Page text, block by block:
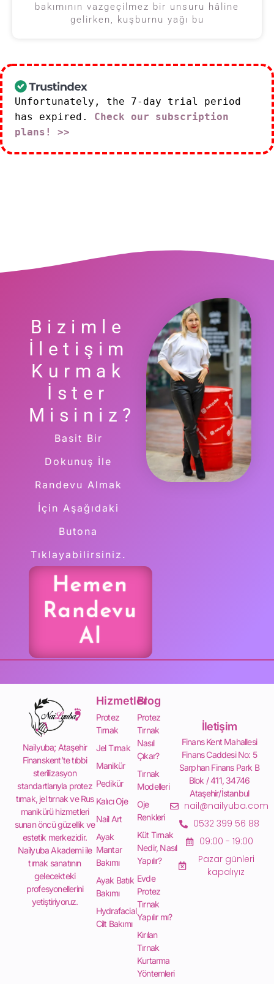
bakımının vazgeçilmez bir unsuru hâline
gelirken, kuşburnu yağı bu
Unfortunately, the 7-day trial period
has expired. Check our subscription
plans! >>
Bizimle
İletişim
Kurmak
İster
Misiniz?
Basit Bir
Dokunuş İle
Randevu Almak
İçin Aşağıdaki
Butona
Tıklayabilirsiniz.
Hemen
Randevu
Al
Nailyuba; Ataşehir
Finanskent’te tıbbi
sterilizasyon
standartlarıyla protez
tırnak, jel tırnak ve Rus
manikürü hizmetleri
sunan öncü güzellik ve
estetik merkezidir.
Nailyuba Akademi ile
tırnak sanatının
gelecekteki
profesyonellerini
yetiştiriyoruz.
Hizmetler
Protez
Tırnak
Jel Tırnak
Manikür
Pedikür
Kalıcı Oje
Nail Art
Ayak
Mantar
Bakımı
Ayak Batık
Bakımı
Hydrafacial
Cilt Bakımı
Blog
Protez
Tırnak
Nasıl
Çıkar?
Tırnak
Modelleri
Oje
Renkleri
Küt Tırnak
Nedir, Nasıl
Yapılır?
Evde
Protez
Tırnak
Yapılır mı?
Kırılan
Tırnak
Kurtarma
Yöntemleri
İletişim
Finans Kent Mahallesi
Finans Caddesi No: 5
Sarphan Finans Park B
Blok / 411, 34746
Ataşehir/İstanbul
nail@nailyuba.com
0532 399 56 88
09:00 - 19:00
Pazar günleri
kapalıyız